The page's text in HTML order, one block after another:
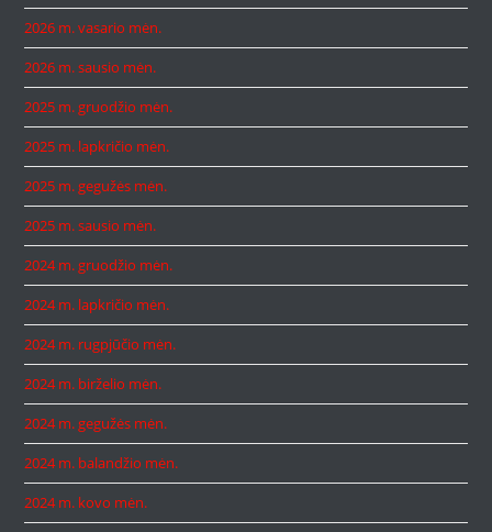
2026 m. vasario mėn.
2026 m. sausio mėn.
2025 m. gruodžio mėn.
2025 m. lapkričio mėn.
2025 m. gegužės mėn.
2025 m. sausio mėn.
2024 m. gruodžio mėn.
2024 m. lapkričio mėn.
2024 m. rugpjūčio mėn.
2024 m. birželio mėn.
2024 m. gegužės mėn.
2024 m. balandžio mėn.
2024 m. kovo mėn.